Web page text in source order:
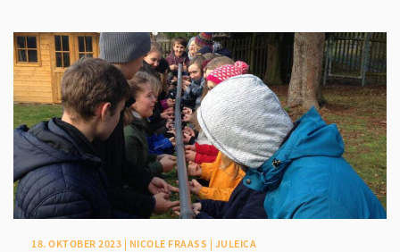
18. OKTOBER 2023 | NICOLE FRAASS | JULEICA